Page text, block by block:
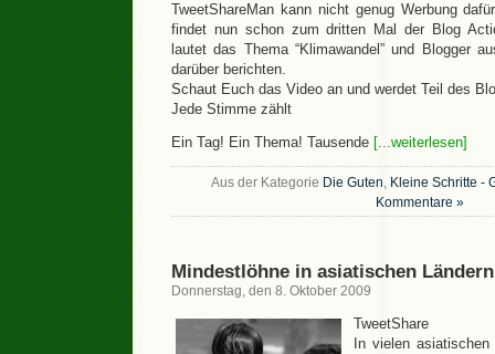
TweetShareMan kann nicht genug Werbung
findet nun schon zum dritten Mal der Blog
lautet das Thema “Klimawandel” und Blogger
darüber berichten.
Schaut Euch das Video an und werdet Teil des
Jede Stimme zählt
Ein Tag! Ein Thema! Tausende [...weiterlesen]
Aus der Kategorie Die Guten, Kleine Schritte -
Kommentare »
Mindestlöhne in asiatischen Ländern
Donnerstag, den 8. Oktober 2009
TweetShare
In vielen